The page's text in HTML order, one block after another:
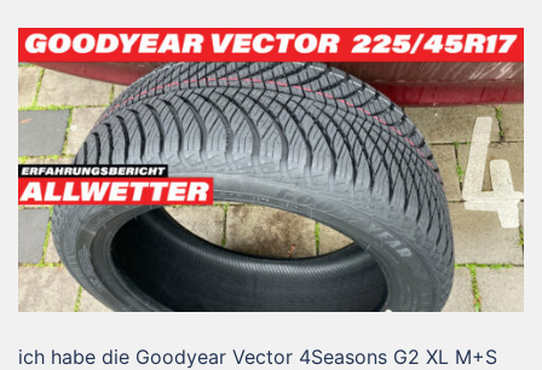
ich habe die Goodyear Vector 4Seasons G2 XL M+S